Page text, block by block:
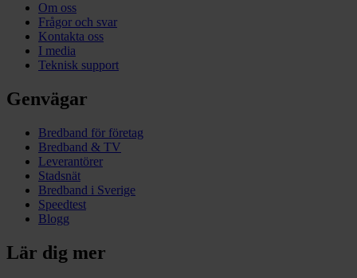
Om oss
Frågor och svar
Kontakta oss
I media
Teknisk support
Genvägar
Bredband för företag
Bredband & TV
Leverantörer
Stadsnät
Bredband i Sverige
Speedtest
Blogg
Lär dig mer